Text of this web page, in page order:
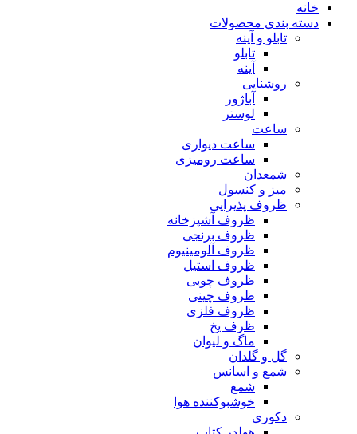
خانه
دسته بندی محصولات
تابلو و آینه
تابلو
آینه
روشنایی
آباژور
لوستر
ساعت
ساعت دیواری
ساعت رومیزی
شمعدان
میز و کنسول
ظروف پذیرایی
ظروف آشپزخانه
ظروف برنجی
ظروف آلومینیوم
ظروف استیل
ظروف چوبی
ظروف چینی
ظروف فلزی
ظرف یخ
ماگ و لیوان
گل و گلدان
شمع و اسانس
شمع
خوشبوکننده هوا
دکوری